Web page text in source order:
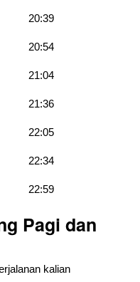
20:39
20:54
21:04
21:36
22:05
22:34
22:59
Pagi dan
kalian